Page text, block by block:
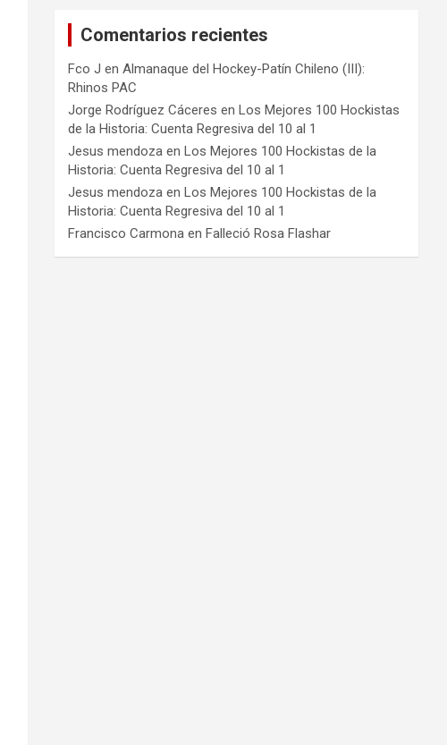
Comentarios recientes
Fco J enAlmanaque del Hockey-Patín Chileno (III):
Rhinos PAC
Jorge Rodríguez Cáceres enLos Mejores 100 Hockistas
de la Historia: Cuenta Regresiva del 10 al 1
Jesus mendoza enLos Mejores 100 Hockistas de la
Historia: Cuenta Regresiva del 10 al 1
Jesus mendoza enLos Mejores 100 Hockistas de la
Historia: Cuenta Regresiva del 10 al 1
Francisco Carmona enFalleció Rosa Flashar